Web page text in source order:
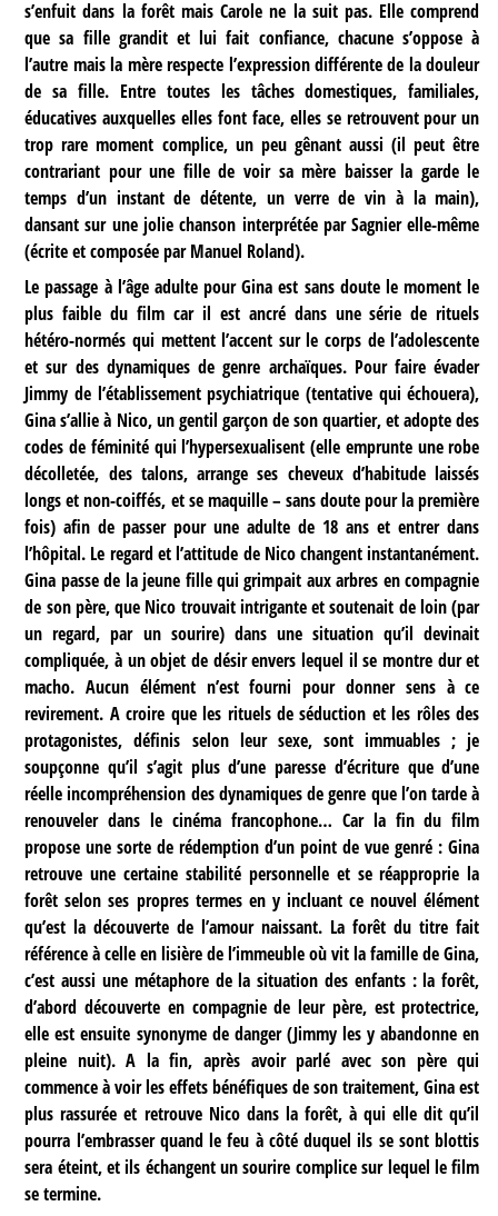
s’enfuit dans la forêt mais Carole ne la suit pas. Elle comprend
que sa fille grandit et lui fait confiance, chacune s’oppose à
l’autre mais la mère respecte l’expression différente de la douleur
de sa fille. Entre toutes les tâches domestiques, familiales,
éducatives auxquelles elles font face, elles se retrouvent pour un
trop rare moment complice, un peu gênant aussi (il peut être
contrariant pour une fille de voir sa mère baisser la garde le
temps d’un instant de détente, un verre de vin à la main),
dansant sur une jolie chanson interprétée par Sagnier elle-même
(écrite et composée par Manuel Roland).
Le passage à l’âge adulte pour Gina est sans doute le moment le
plus faible du film car il est ancré dans une série de rituels
hétéro-normés qui mettent l’accent sur le corps de l’adolescente
et sur des dynamiques de genre archaïques. Pour faire évader
Jimmy de l’établissement psychiatrique (tentative qui échouera),
Gina s’allie à Nico, un gentil garçon de son quartier, et adopte des
codes de féminité qui l’hypersexualisent (elle emprunte une robe
décolletée, des talons, arrange ses cheveux d’habitude laissés
longs et non-coiffés, et se maquille – sans doute pour la première
fois) afin de passer pour une adulte de 18 ans et entrer dans
l’hôpital. Le regard et l’attitude de Nico changent instantanément.
Gina passe de la jeune fille qui grimpait aux arbres en compagnie
de son père, que Nico trouvait intrigante et soutenait de loin (par
un regard, par un sourire) dans une situation qu’il devinait
compliquée, à un objet de désir envers lequel il se montre dur et
macho. Aucun élément n’est fourni pour donner sens à ce
revirement. A croire que les rituels de séduction et les rôles des
protagonistes, définis selon leur sexe, sont immuables ; je
soupçonne qu’il s’agit plus d’une paresse d’écriture que d’une
réelle incompréhension des dynamiques de genre que l’on tarde à
renouveler dans le cinéma francophone… Car la fin du film
propose une sorte de rédemption d’un point de vue genré : Gina
retrouve une certaine stabilité personnelle et se réapproprie la
forêt selon ses propres termes en y incluant ce nouvel élément
qu’est la découverte de l’amour naissant. La forêt du titre fait
référence à celle en lisière de l’immeuble où vit la famille de Gina,
c’est aussi une métaphore de la situation des enfants : la forêt,
d’abord découverte en compagnie de leur père, est protectrice,
elle est ensuite synonyme de danger (Jimmy les y abandonne en
pleine nuit). A la fin, après avoir parlé avec son père qui
commence à voir les effets bénéfiques de son traitement, Gina est
plus rassurée et retrouve Nico dans la forêt, à qui elle dit qu’il
pourra l’embrasser quand le feu à côté duquel ils se sont blottis
sera éteint, et ils échangent un sourire complice sur lequel le film
se termine.